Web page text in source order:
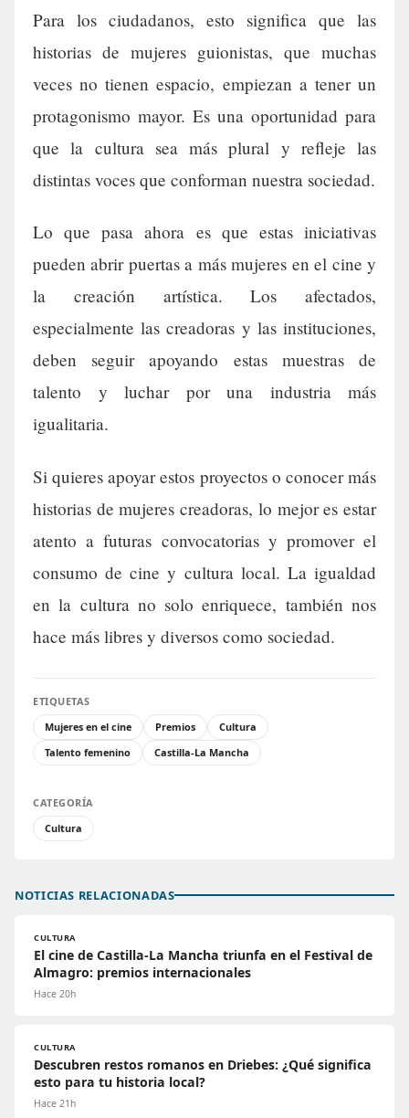
Para los ciudadanos, esto significa que las
historias de mujeres guionistas, que muchas
veces no tienen espacio, empiezan a tener un
protagonismo mayor. Es una oportunidad para
que la cultura sea más plural y refleje las
distintas voces que conforman nuestra sociedad.
Lo que pasa ahora es que estas iniciativas
pueden abrir puertas a más mujeres en el cine y
la creación artística. Los afectados,
especialmente las creadoras y las instituciones,
deben seguir apoyando estas muestras de
talento y luchar por una industria más
igualitaria.
Si quieres apoyar estos proyectos o conocer más
historias de mujeres creadoras, lo mejor es estar
atento a futuras convocatorias y promover el
consumo de cine y cultura local. La igualdad
en la cultura no solo enriquece, también nos
hace más libres y diversos como sociedad.
ETIQUETAS
Mujeres en el cine
Premios
Cultura
Talento femenino
Castilla-La Mancha
CATEGORÍA
Cultura
NOTICIAS RELACIONADAS
CULTURA
El cine de Castilla-La Mancha triunfa en el Festival de
Almagro: premios internacionales
Hace 20h
CULTURA
Descubren restos romanos en Driebes: ¿Qué significa
esto para tu historia local?
Hace 21h